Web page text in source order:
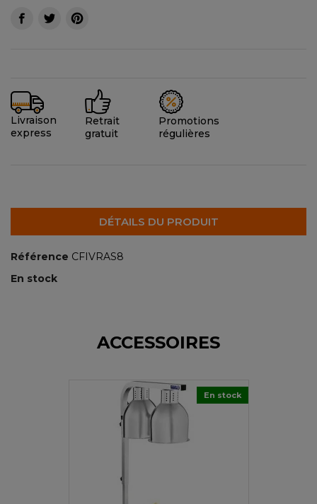
Livraison
express
Retrait
gratuit
Promotions
régulières
DÉTAILS DU PRODUIT
Référence CFIVRAS8
En stock
ACCESSOIRES
En stock